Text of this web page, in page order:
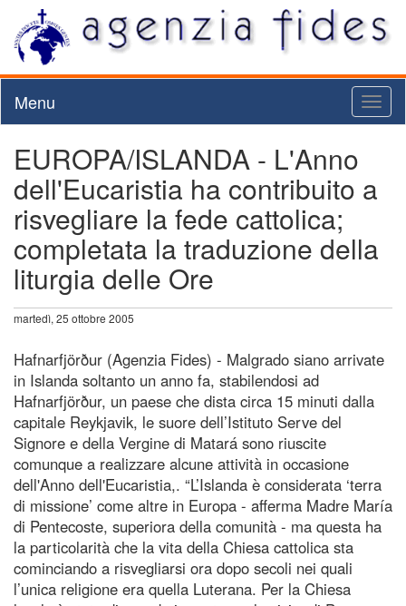
Menu
EUROPA/ISLANDA - L'Anno
dell'Eucaristia ha contribuito a
risvegliare la fede cattolica;
completata la traduzione della
liturgia delle Ore
martedì, 25 ottobre 2005
Hafnarfjörður (Agenzia Fides) - Malgrado siano arrivate
in Islanda soltanto un anno fa, stabilendosi ad
Hafnarfjörður, un paese che dista circa 15 minuti dalla
capitale Reykjavik, le suore dell’Istituto Serve del
Signore e della Vergine di Matará sono riuscite
comunque a realizzare alcune attività in occasione
dell'Anno dell'Eucaristia,. “L’Islanda è considerata ‘terra
di missione’ come altre in Europa - afferma Madre María
di Pentecoste, superiora della comunità - ma questa ha
la particolarità che la vita della Chiesa cattolica sta
cominciando a risvegliarsi ora dopo secoli nei quali
l’unica religione era quella Luterana. Per la Chiesa